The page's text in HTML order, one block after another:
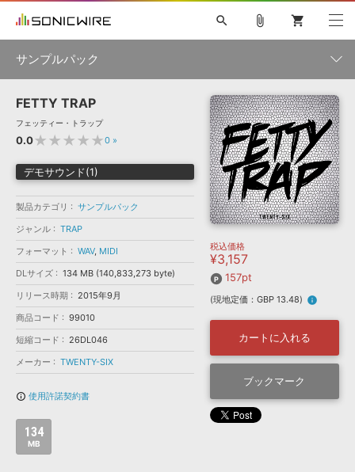
ソフト音源 »
プラグイン・エフェクト »
サンプルパック »
ソフトウェア／ツール »
DAW »
効果音 »
BGM »
キャンペーン »
特集 »
ニュースレター »
SONICWIREブログ »
製品サポート情報 »
DTMガイド »
FAQ »
お問い合わせ »
音楽カード
楽曲配信流通 サービス
無償のサウンド管理ソフト
search
初音ミク NT 巡音ルカ V4X
MEIKO V3
KAITO V3
VOCALOID TOONTRACK
SPITFIRE AUDIO
VIENNA
EZ DRUMMER 3
ライセンスフリーBGM
サンプルパックを試そう
ボーカル抜き出し
DUBSTEP
MUTANT
ROUTER.FM
ソフト音源 プラグイン・エフェクト
ソフトウェア／ツール 効果音
attach_file shopping_cart
サンプルパック
製品一覧
ジャンル
メーカー
フォーマット
ランキング
FETTY TRAP
フェッティー・トラップ
0.0★★★★★0 »
デモサウンド(1)
製品カテゴリ
サンプルパック
ジャンル
TRAP
フォーマット
WAV, MIDI
DLサイズ
134 MB (140,833,273 byte)
リリース時期
2015年9月
商品コード
99010
短縮コード
26DL046
メーカー
TWENTY-SIX
info_outline 使用許諾契約書
134
MB
税込価格
¥3,157
157pt
(現地定価：GBP 13.48) info
カートに入れる
ブックマーク